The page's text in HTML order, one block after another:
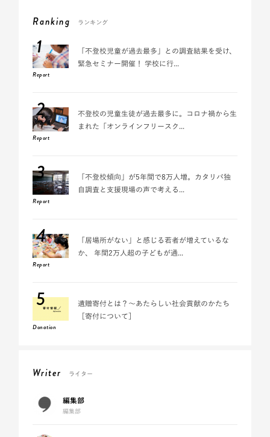
Ranking ランキング
1
Report
「不登校児童が過去最多」との調査結果を受け、
緊急セミナー開催！ 学校に行...
2
Report
不登校の児童生徒が過去最多に。コロナ禍から生
まれた「オンラインフリースク...
3
Report
「不登校傾向」が5年間で8万人増。カタリバ独
自調査と支援現場の声で考える...
4
Report
「居場所がない」と感じる若者が増えているな
か、 年間2万人超の子どもが通...
5
Donation
遺贈寄付とは？～あたらしい社会貢献のかたち
［寄付について］
Writer ライター
編集部
編集部